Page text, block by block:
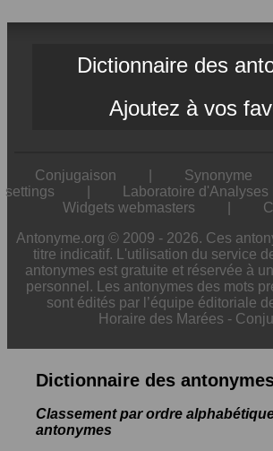
Dictionnaire des
Ajoutez à vos
Conjugaison Synonyme
settings
Laboratoire
Widgets webmasters
Antonyme.org © 2009 - 2026. Ces
titre indicatif. L'utilisation du service
antonymes est gratuite et réservée à
personnel. Les antonymes des mots
sont édités par l’équipe éditoriale
Horaire des Marées -
Dictionnaire des
Classement par ordre
antonymes